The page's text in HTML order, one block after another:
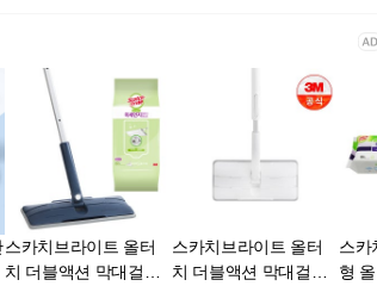
스카치브라이트 올터
치 더블액션 막대걸레
스카치브라이트 올터
치 더블액션 막대걸레
스카
형